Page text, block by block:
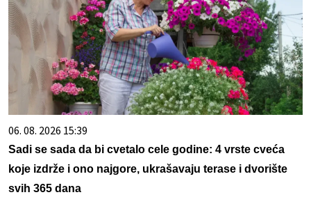
06. 08. 2026 15:39
Sadi se sada da bi cvetalo cele godine: 4 vrste cveća
koje izdrže i ono najgore, ukrašavaju terase i dvorište
svih 365 dana